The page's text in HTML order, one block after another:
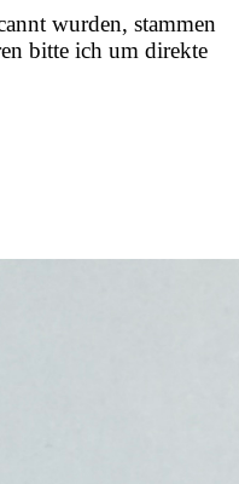
wurden, stammen
bitte ich um direkte